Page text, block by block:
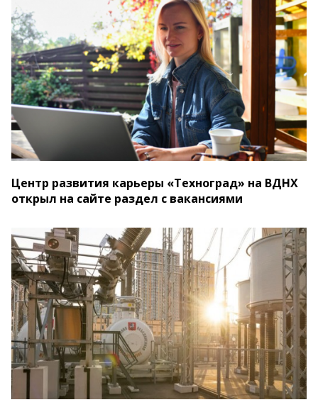
Центр развития карьеры «Техноград» на ВДНХ
открыл на сайте раздел с вакансиями